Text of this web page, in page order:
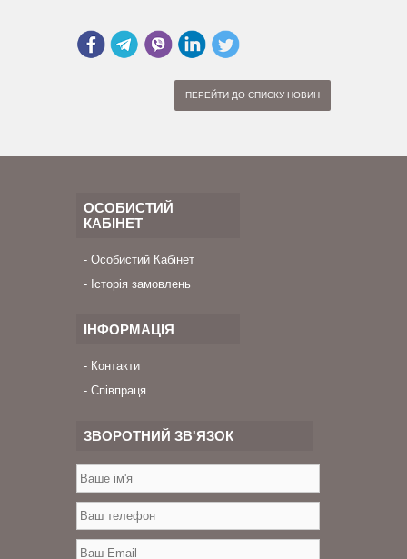
ПЕРЕЙТИ ДО СПИСКУ НОВИН
ОСОБИСТИЙ
КАБІНЕТ
Особистий Кабінет
Історія замовлень
ІНФОРМАЦІЯ
Контакти
Співпраця
ЗВОРОТНИЙ ЗВ'ЯЗОК